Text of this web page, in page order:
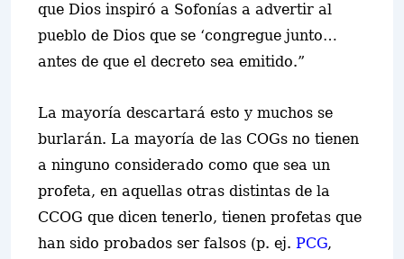
que Dios inspiró a Sofonías a advertir al
pueblo de Dios que se ‘congregue junto…
antes de que el decreto sea emitido.”
La mayoría descartará esto y muchos se
burlarán. La mayoría de las COGs no tienen
a ninguno considerado como que sea un
profeta, en aquellas otras distintas de la
CCOG que dicen tenerlo, tienen profetas que
han sido probados ser falsos (p. ej. PCG,